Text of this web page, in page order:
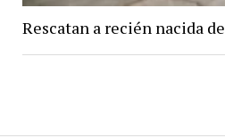
Rescatan a recién nacida